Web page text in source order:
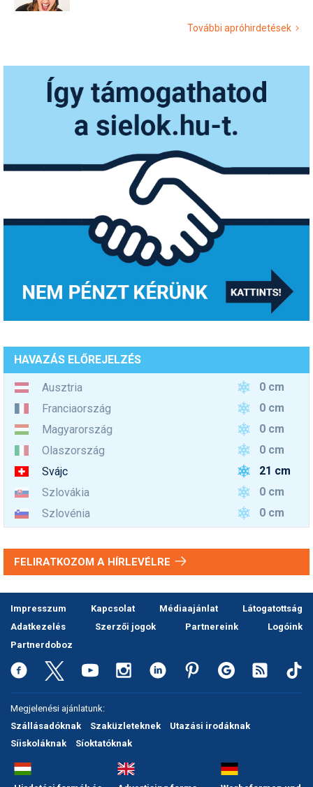
További apróhirdetések
HAVAZÁS ELŐREJELZÉS
Ausztria
0 cm
Franciaország
0 cm
Magyarország
0 cm
Olaszország
0 cm
Svájc
21 cm
Szlovákia
0 cm
Szlovénia
0 cm
FELIRATKOZOM A HÍRLEVÉLRE
Impresszum Kapcsolat Médiaajánlat
Látogatottság
Adatkezelés
Szerzői jogok Partnereink
Logóink
Partnerdoboz
Megjelenési ajánlatunk:
Szállásadóknak
Szaküzleteknek
Utazási irodáknak
Síiskoláknak
Síoktatóknak